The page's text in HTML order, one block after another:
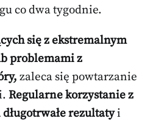
co dwa tygodnie.
się z ekstremalnym
problemami z
zaleca się powtarzanie
Regularne korzystanie z
rezultatyi